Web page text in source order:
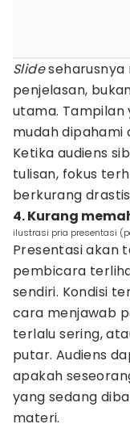
Slideseharusnya
penjelasan,
utama. Tampilan
mudah dipahami
Ketika audiens
tulisan, fokus
berkurang
4. Kurang
ilustrasi pria presentasi
Presentasi akan
pembicara
sendiri. Kondisi
cara menjawab
terlalu sering,
putar. Audiens
apakah
yang sedang
materi.